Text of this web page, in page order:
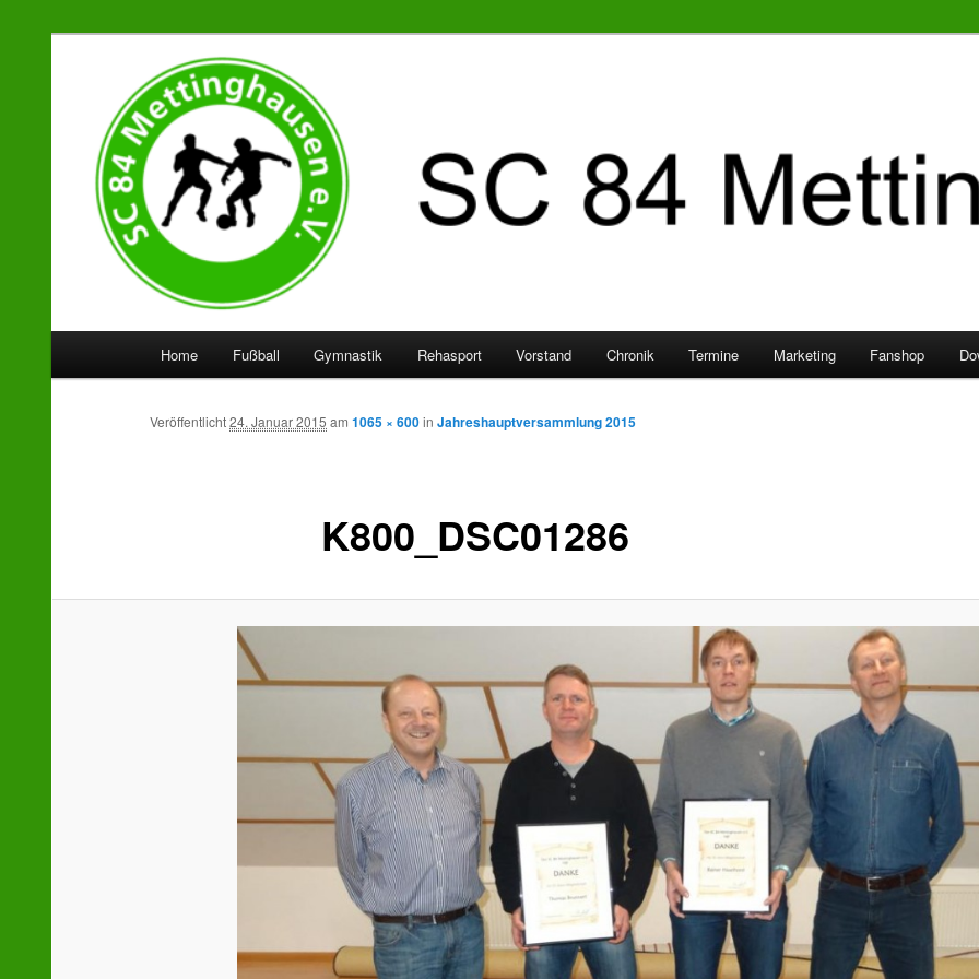
SC 84 Mettinghausen
Zum
Inhalt
Zum
sekundären
Home Fußball Gymnastik Rehasport Vorstand Chronik Termine Marketing Fanshop
K800_DSC01286
Veröffentlicht24. Januar 2015 am1065 × 600inJahreshauptversammlung 2015